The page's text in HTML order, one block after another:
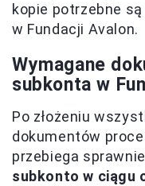
kopie potrzebne
w Fundacji Avalon.
Wymagane
subkonta w
Po złożeniu
dokumentów
przebiega
subkonto w ciągu